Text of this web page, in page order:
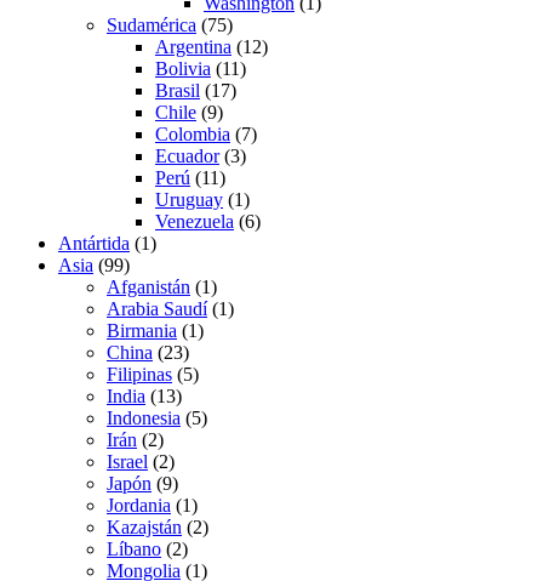
Sudamérica (75)
Argentina (12)
Bolivia (11)
Brasil (17)
Chile (9)
Colombia (7)
Ecuador(3)
Perú (11)
Uruguay (1)
Venezuela (6)
Antártida (1)
Asia (99)
Afganistán (1)
Arabia Saudí(1)
Birmania (1)
China (23)
Filipinas (5)
India (13)
Indonesia (5)
Irán (2)
Israel (2)
Japón (9)
Jordania (1)
Kazajstán (2)
Líbano (2)
Mongolia (1)